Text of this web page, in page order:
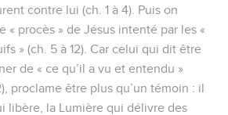
contre lui (ch. 1 à 4). Puis on
« procès » de Jésus intenté par les «
» (ch. 5 à 12). Car celui qui dit être
de « ce qu’il a vu et entendu »
proclame être plus qu’un témoin : il
libère, la Lumière qui délivre des